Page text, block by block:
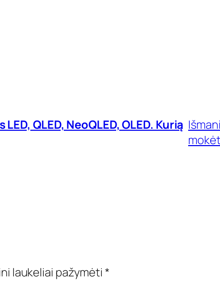
QLED, NeoQLED, OLED. Kurią
laukeliai pažymėti *